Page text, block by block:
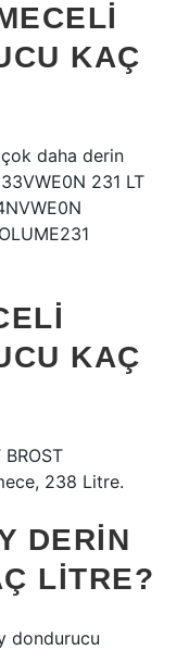
KAÇ
daha derin
231 LT
KAÇ
238 Litre.
DERIN
LITRE?
dondurucu